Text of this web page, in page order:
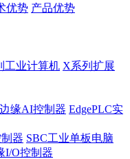
优势 产品优势
工业计算机 X系列扩展
缘AI控制器 EdgePLC实
器 SBC工业单板电脑
I/O控制器